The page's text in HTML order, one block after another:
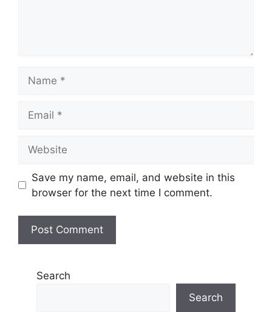
Save my name, email, and website in this
browser for the next time I comment.
Search
Search